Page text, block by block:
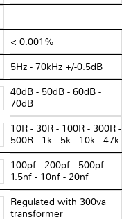
< 0.001%
5Hz - 70kHz +/-0.5dB
40dB - 50dB - 60dB -
70dB
10R - 30R - 100R - 300R -
500R - 1k - 5k - 10k - 47k
100pf - 200pf - 500pf -
1.5nf - 10nf - 20nf
Regulated with 300va
transformer